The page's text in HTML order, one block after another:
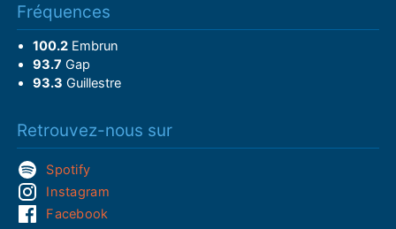
Fréquences
100.2Embrun
93.7 Gap
93.3 Guillestre
Retrouvez-nous sur
Spotify
Instagram
Facebook